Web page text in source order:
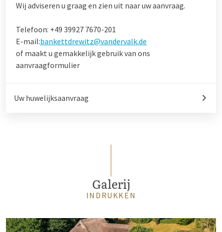
Wij adviseren u graag en zien uit naar uw aanvraag.
Telefoon: +49 39927 7670-201
E-mail:bankettdrewitz@vandervalk.de
of maakt u gemakkelijk gebruik van ons
aanvraagformulier
Uw huwelijksaanvraag
Galerij
INDRUKKEN